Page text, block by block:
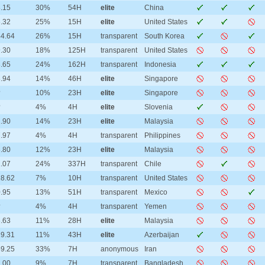
30% 54H elite
China
25% 15H elite
United States
26% 15H transparent
South Korea
18% 125H transparent
United States
24% 162H transparent
Indonesia
14% 46H elite
Singapore
10% 23H elite
Singapore
4% 4H elite
Slovenia
14% 23H elite
Malaysia
4% 4H transparent
Philippines
12% 23H elite
Malaysia
24% 337H transparent
Chile
7% 10H transparent
United States
13% 51H transparent
Mexico
4% 4H transparent
Yemen
11% 28H elite
Malaysia
11% 43H elite
Azerbaijan
33% 7H anonymous
Iran
9% 7H transparent Bangladesh